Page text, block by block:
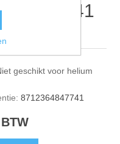
2 goud 41
geschikt voor helium
8712364847741